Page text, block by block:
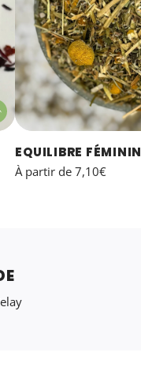
EQUILIBRE FÉMININ
À partir de 7,10€